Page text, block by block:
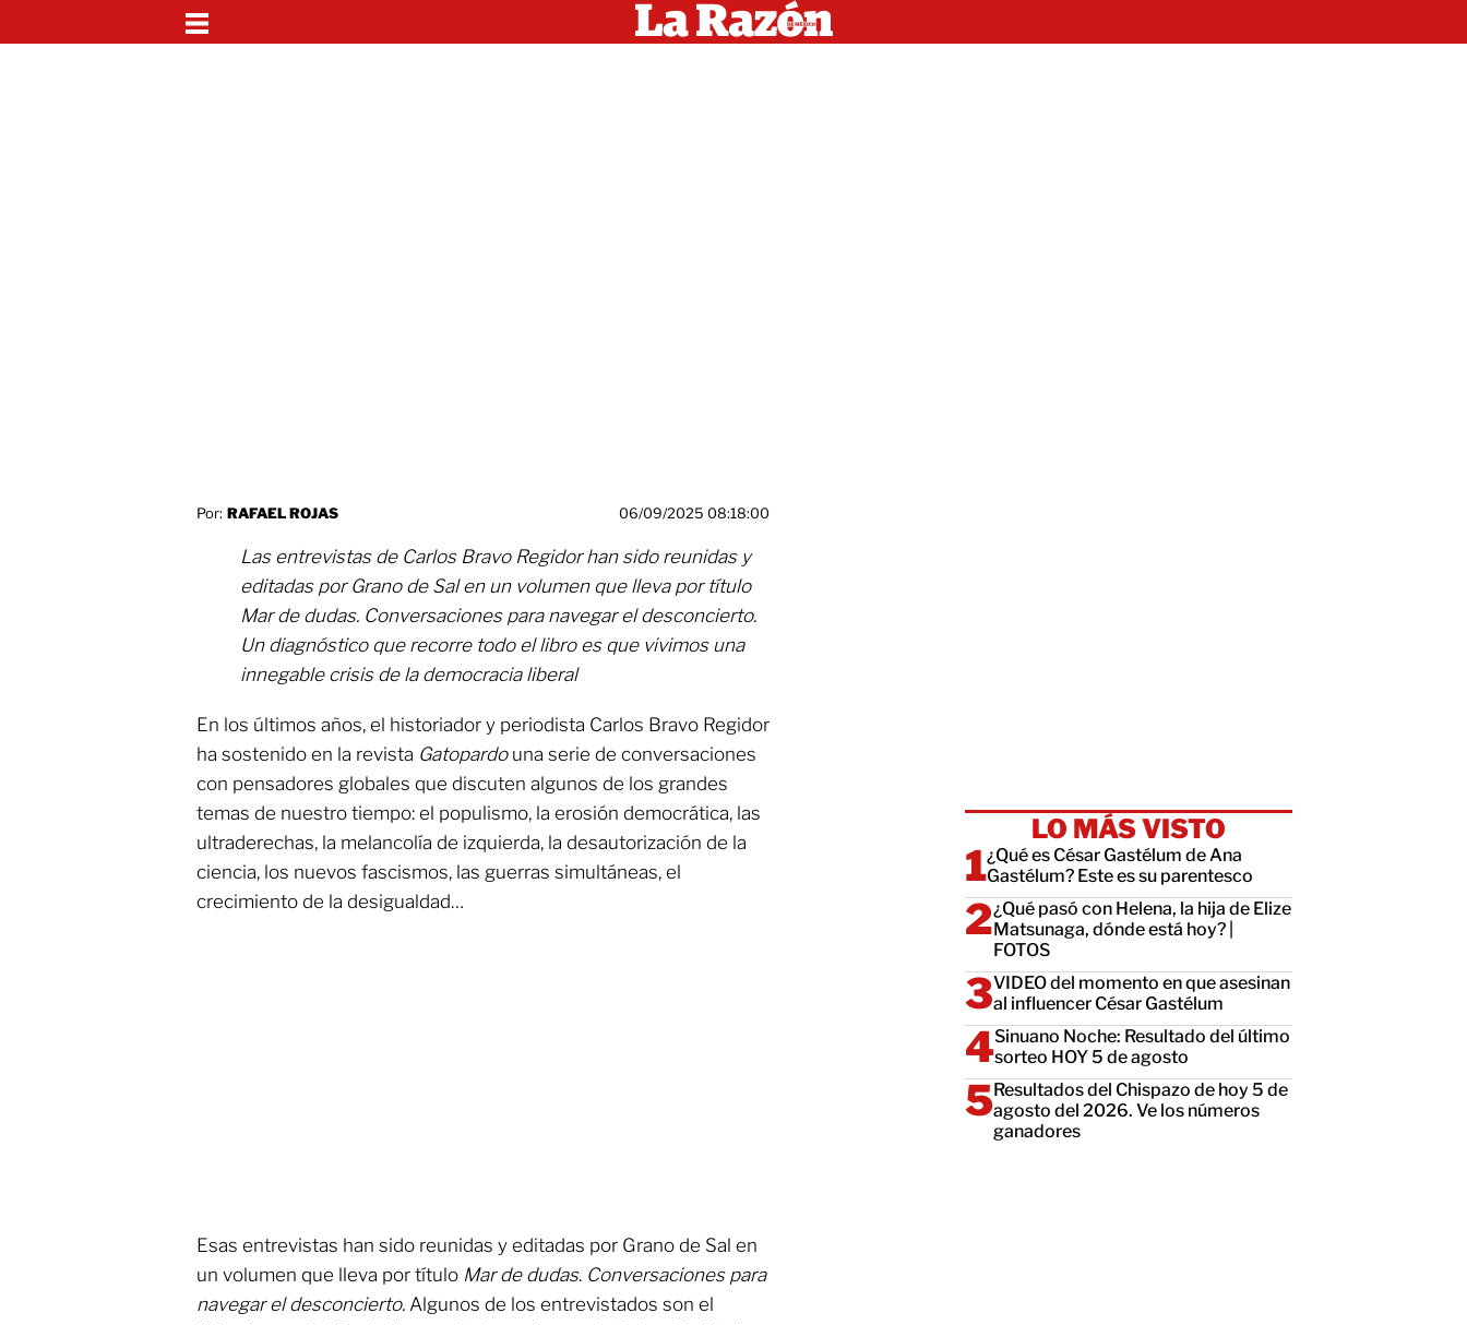
Por: RAFAEL ROJAS 06/09/2025 08:18:00
Las entrevistas de Carlos Bravo Regidor han sido reunidas y
editadas por Grano de Sal en un volumen que lleva por título
Mar de dudas. Conversaciones para navegar el desconcierto.
Un diagnóstico que recorre todo el libro es que vivimos una
innegable crisis de la democracia liberal
En los últimos años, el historiador y periodista Carlos Bravo Regidor
ha sostenido en la revista Gatopardouna serie de conversaciones
con pensadores globales que discuten algunos de los grandes
temas de nuestro tiempo: el populismo, la erosión democrática, las
ultraderechas, la melancolía de izquierda, la desautorización de la
ciencia, los nuevos fascismos, las guerras simultáneas, el
crecimiento de la desigualdad…
Esas entrevistas han sido reunidas y editadas por Grano de Sal en
un volumen que lleva por título Mar de dudas. Conversaciones para
navegar el desconcierto. Algunos de los entrevistados son el
LO MÁS VISTO
¿Qué es César Gastélum de Ana
Gastélum? Este es su parentesco
¿Qué pasó con Helena, la hija de Elize
Matsunaga, dónde está hoy? |
FOTOS
VIDEO del momento en que asesinan
al influencer César Gastélum
Sinuano Noche: Resultado del último
sorteo HOY 5 de agosto
Resultados del Chispazo de hoy 5 de
agosto del 2026. Ve los números
ganadores